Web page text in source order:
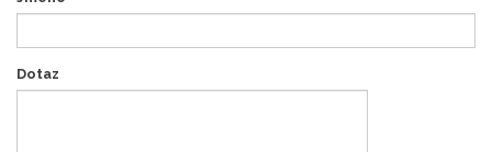
Dotaz